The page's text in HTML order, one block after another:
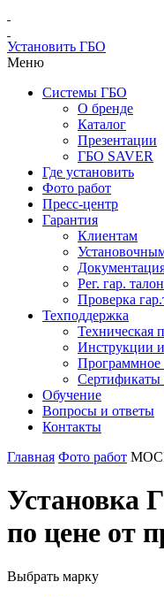
Установить ГБО
Меню
Системы ГБО
О бренде
Каталог
Презентации
ГБО SAVER
Где установить
Фото работ
Пресс-центр
Гарантия
Клиентам
Рег. гар.
Проверка
Техподдержка
Техническая
Инструкции
Программное
Сертификаты
Обучение
Вопросы и ответы
Контакты
Главная Фото работ
Установка
по цене от
Выбрать марку